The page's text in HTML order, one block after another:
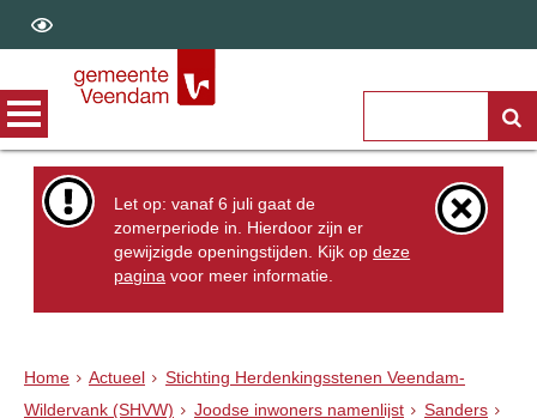
Let op: vanaf 6 juli gaat de
zomerperiode in. Hierdoor zijn er
gewijzigde openingstijden. Kijk opdeze
pagina voor meer informatie.
Home Actueel
Stichting Herdenkingsstenen Veendam-
Wildervank (SHVW)
Joodse inwoners namenlijst Sanders